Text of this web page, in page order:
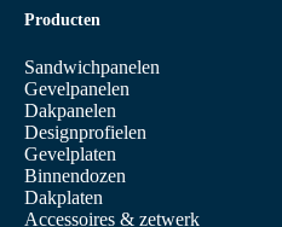
Producten
Sandwichpanelen
Gevelpanelen
Dakpanelen
Designprofielen
Gevelplaten
Binnendozen
Dakplaten
Accessoires & zetwerk